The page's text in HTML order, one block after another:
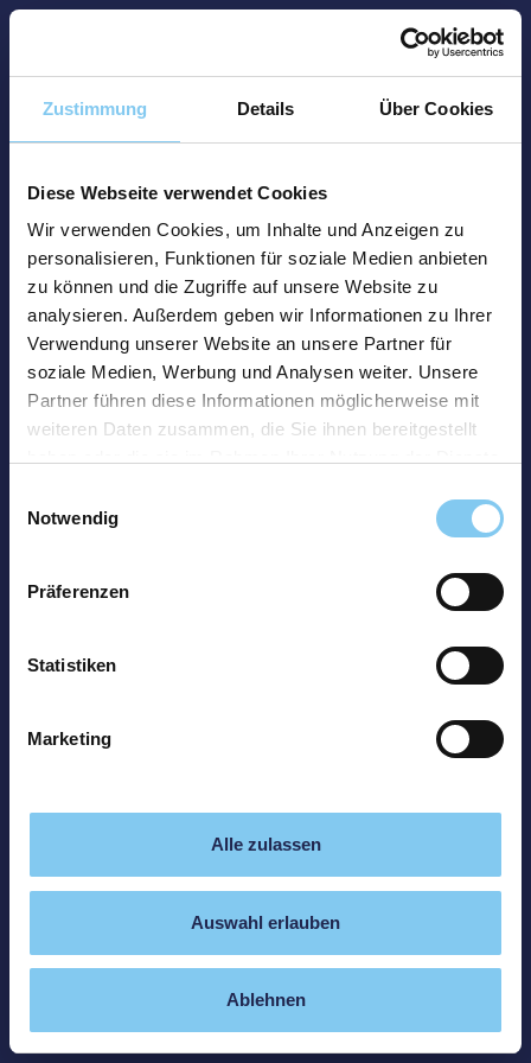
Zustimmung Details Über Cookies
Diese Webseite verwendet Cookies
Wir verwenden Cookies, um Inhalte und Anzeigen zu
personalisieren, Funktionen für soziale Medien anbieten
zu können und die Zugriffe auf unsere Website zu
analysieren. Außerdem geben wir Informationen zu Ihrer
Verwendung unserer Website an unsere Partner für
soziale Medien, Werbung und Analysen weiter. Unsere
Partner führen diese Informationen möglicherweise mit
weiteren Daten zusammen, die Sie ihnen bereitgestellt
Notwendig
Präferenzen
Statistiken
Marketing
Alle zulassen
Auswahl erlauben
Ablehnen